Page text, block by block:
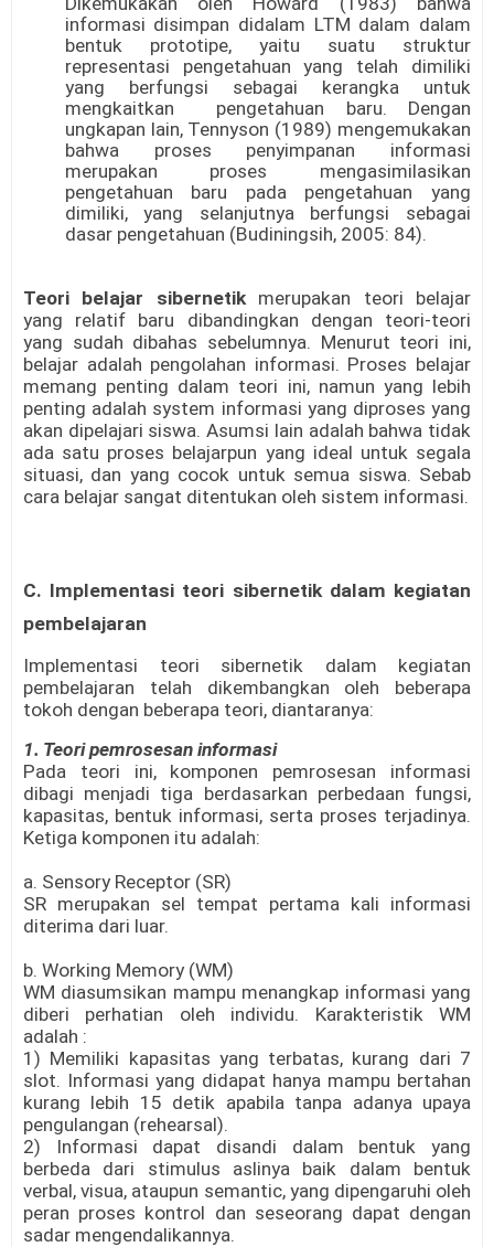
informasi disimpan didalam LTM dalam dalam
bentuk prototipe, yaitu suatu struktur
representasi pengetahuan yang telah dimiliki
yang berfungsi sebagai kerangka untuk
mengkaitkan pengetahuan baru. Dengan
ungkapan lain, Tennyson (1989) mengemukakan
bahwa proses penyimpanan informasi
merupakan proses mengasimilasikan
pengetahuan baru pada pengetahuan yang
dimiliki, yang selanjutnya berfungsi sebagai
dasar pengetahuan (Budiningsih, 2005: 84).
Teori belajar sibernetikmerupakan teori belajar
yang relatif baru dibandingkan dengan teori-teori
yang sudah dibahas sebelumnya. Menurut teori ini,
belajar adalah pengolahan informasi. Proses belajar
memang penting dalam teori ini, namun yang lebih
penting adalah system informasi yang diproses yang
akan dipelajari siswa. Asumsi lain adalah bahwa tidak
ada satu proses belajarpun yang ideal untuk segala
situasi, dan yang cocok untuk semua siswa. Sebab
cara belajar sangat ditentukan oleh sistem informasi.
C. Implementasi teori sibernetik dalam kegiatan
pembelajaran
Implementasi teori sibernetik dalam kegiatan
pembelajaran telah dikembangkan oleh beberapa
tokoh dengan beberapa teori, diantaranya:
1. Teori pemrosesan informasi
Pada teori ini, komponen pemrosesan informasi
dibagi menjadi tiga berdasarkan perbedaan fungsi,
kapasitas, bentuk informasi, serta proses terjadinya.
Ketiga komponen itu adalah:
a. Sensory Receptor (SR)
SR merupakan sel tempat pertama kali informasi
diterima dari luar.
b. Working Memory (WM)
WM diasumsikan mampu menangkap informasi yang
diberi perhatian oleh individu. Karakteristik WM
adalah :
1) Memiliki kapasitas yang terbatas, kurang dari 7
slot. Informasi yang didapat hanya mampu bertahan
kurang lebih 15 detik apabila tanpa adanya upaya
pengulangan (rehearsal).
2) Informasi dapat disandi dalam bentuk yang
berbeda dari stimulus aslinya baik dalam bentuk
verbal, visua, ataupun semantic, yang dipengaruhi oleh
peran proses kontrol dan seseorang dapat dengan
sadar mengendalikannya.